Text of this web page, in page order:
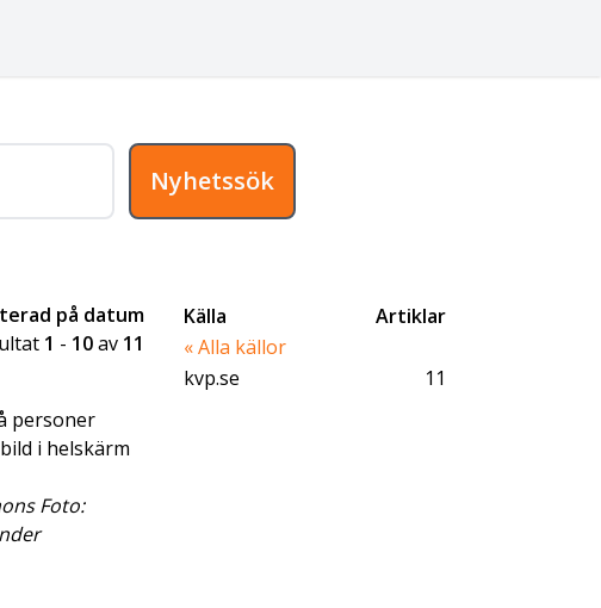
Nyhetssök
på datum
1 - 10av 11
personer
i helskärm
Foto:
Källa
Artiklar
« Alla källor
kvp.se
11